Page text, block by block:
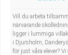
Vill du arbeta
närvarande
ligger i lummiga
i Djursholm,
för just våra elever?